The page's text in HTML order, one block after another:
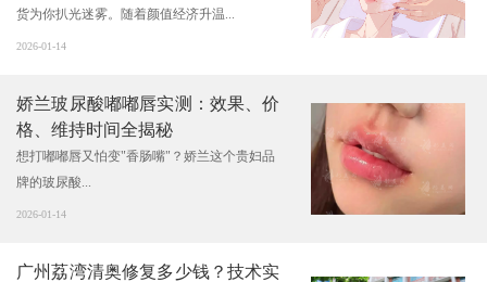
货为你扒光迷雾。随着颜值经济升温...
2026-01-14
娇兰玻尿酸嘟嘟唇实测：效果、价
格、维持时间全揭秘
想打嘟嘟唇又怕变"香肠嘴"？娇兰这个贵妇品
牌的玻尿酸...
2026-01-14
广州荔湾清奥修复多少钱？技术实